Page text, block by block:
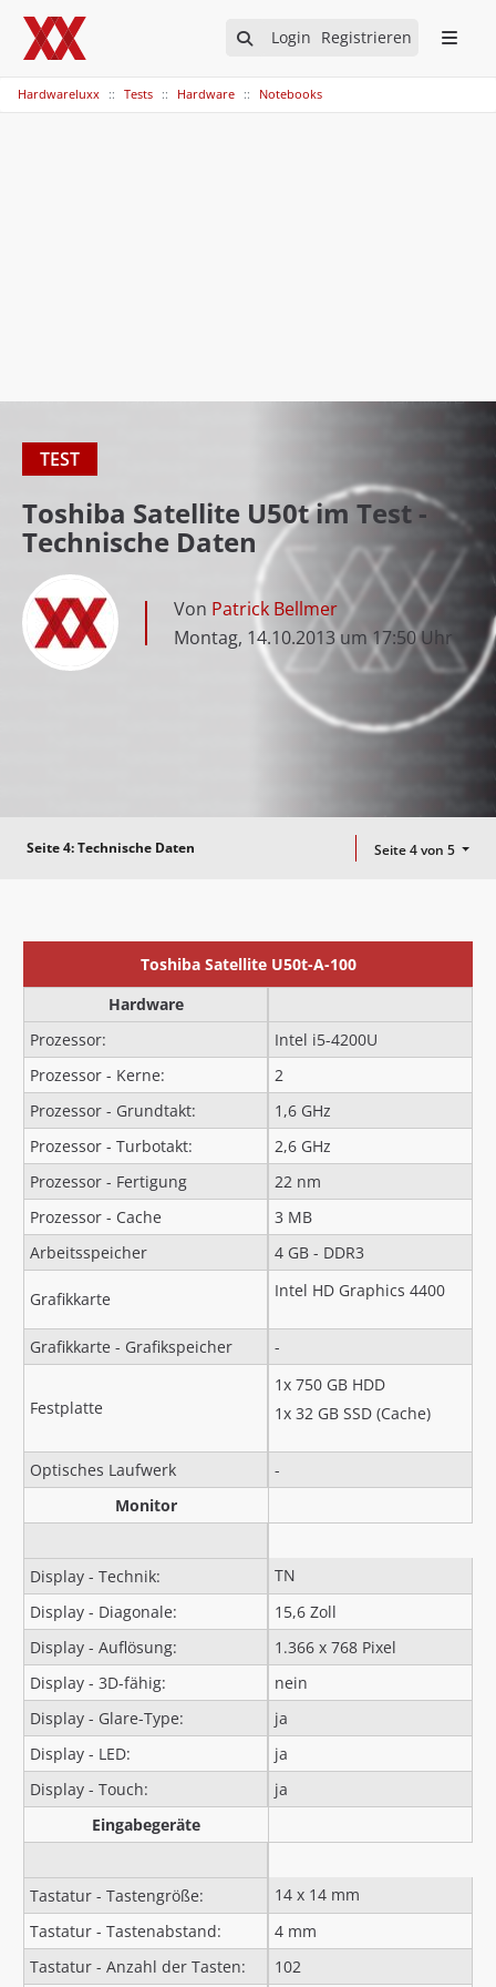
Login Registrieren
Hardwareluxx Tests Hardware Notebooks
TEST
Toshiba Satellite U50t im Test -
Technische Daten
Von Patrick Bellmer
Montag, 14.10.2013 um 17:50 Uhr
Seite 4:Technische Daten Seite 4 von 5
Toshiba Satellite U50t-A-100
Hardware
Prozessor:
Intel i5-4200U
Prozessor - Kerne:
2
Prozessor - Grundtakt:
1,6 GHz
Prozessor - Turbotakt:
2,6 GHz
Prozessor - Fertigung
22 nm
Prozessor - Cache
3 MB
Arbeitsspeicher
4 GB - DDR3
Grafikkarte Intel HD Graphics 4400
Grafikkarte - Grafikspeicher -
Festplatte
1x 750 GB HDD
1x 32 GB SSD (Cache)
Optisches Laufwerk
-
Monitor
Display - Technik:
TN
Display - Diagonale:
15,6 Zoll
Display - Auflösung:
1.366 x 768 Pixel
Display - 3D-fähig:
nein
Display - Glare-Type:
ja
Display - LED:
ja
Display - Touch:
ja
Eingabegeräte
Tastatur - Tastengröße:
14 x 14 mm
Tastatur - Tastenabstand:
4 mm
Tastatur - Anzahl der Tasten:
102